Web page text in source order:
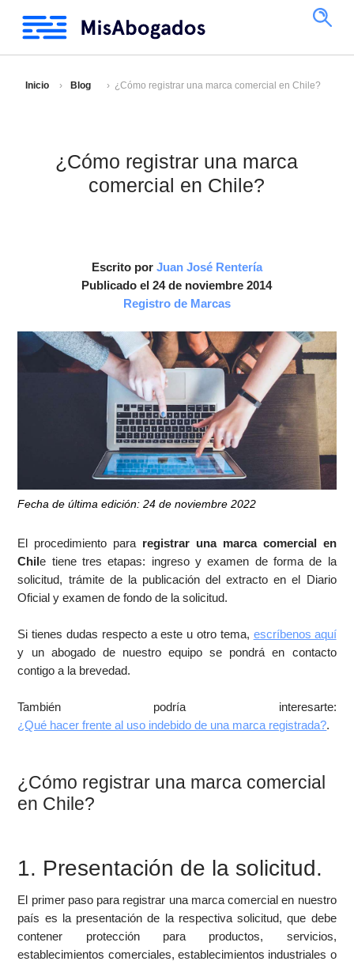
Inicio Blog ¿Cómo registrar una marca comercial en Chile?
¿Cómo registrar una marca
comercial en Chile?
Escrito por Juan José Rentería
Publicado el 24 de noviembre 2014
Registro de Marcas
Fecha de última edición: 24 de noviembre 2022
El procedimiento para registrar una marca comercial en
Chile tiene tres etapas: ingreso y examen de forma de la
solicitud, trámite de la publicación del extracto en el Diario
Oficial y examen de fondo de la solicitud.
Si tienes dudas respecto a este u otro tema, escríbenos aquí
y un abogado de nuestro equipo se pondrá en contacto
contigo a la brevedad.
También podría interesarte:
¿Qué hacer frente al uso indebido de una marca registrada?.
¿Cómo registrar una marca comercial
en Chile?
1. Presentación de la solicitud.
El primer paso para registrar una marca comercial en nuestro
país es la presentación de la respectiva solicitud, que debe
contener protección para productos, servicios,
establecimientos comerciales, establecimientos industriales o